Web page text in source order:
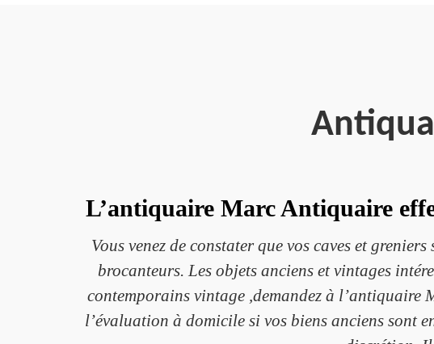
L’antiquaire Marc Antiquaire
Vous venez de constater que vos caves et
brocanteurs. Les objets anciens et vintages
contemporains vintage ,demandez à l’antiquaire
l’évaluation à domicile si vos biens anciens sont